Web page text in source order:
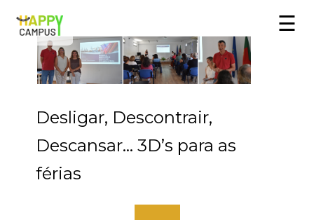
☰
Desligar, Descontrair,
Descansar… 3D’s para as
férias